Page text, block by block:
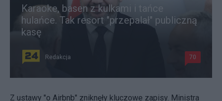
Karaoke, basen z kulkami i tańce
hulańce. Tak resort "przepalał" publiczną
kasę
Redakcja 70
Z ustawy "o Airbnb" zniknęły kluczowe zapisy. Ministra